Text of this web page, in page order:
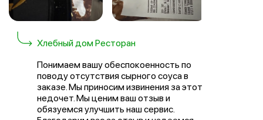
Хлебный дом Ресторан
Понимаем вашу обеспокоенность по
поводу отсутствия сырного соуса в
заказе. Мы приносим извинения за этот
недочет. Мы ценим ваш отзыв и
обязуемся улучшить наш сервис.